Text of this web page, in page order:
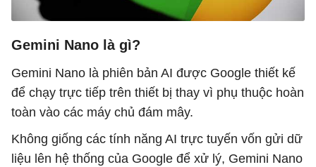
Gemini Nano là gì?
Gemini Nano là phiên bản AI được Google thiết kế
để chạy trực tiếp trên thiết bị thay vì phụ thuộc hoàn
toàn vào các máy chủ đám mây.
Không giống các tính năng AI trực tuyến vốn gửi dữ
liệu lên hệ thống của Google để xử lý, Gemini Nano